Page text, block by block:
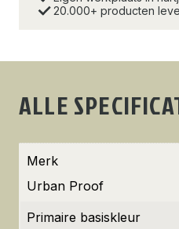
20.000+ producten
ALLE
Merk
Urban Proof
Primaire basiskleur